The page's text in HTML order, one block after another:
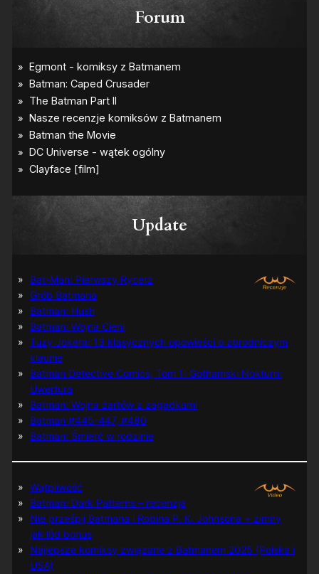
Forum
Update
Bat-Man: Pierwszy Rycerz
Grób Batmana
Batman: Hush
Batman: Wojna Cieni
Tuzy Jokera: 13 klasycznych opowieści o zbrodniczym
klaunie
Batman Detective Comics, Tom 1: Gothamski Nokturn:
Uwertura
Batman: Wojna żartów z zagadkami
Batman #445-447, #480
Batman: Śmierć w rodzinie
Wątpliwość
Batman: Dark Patterns – recenzja
Nie prześpij Batmana i Robina P. K. Johnsona + zimny
jak lód bonus
Najlepsze komiksy związane z Batmanem 2025 (Polska i
USA)